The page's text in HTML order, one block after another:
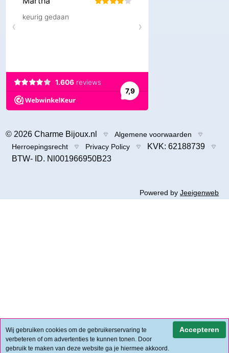
© 2026 Charme Bijoux.nl
Algemene voorwaarden
Herroepingsrecht
Privacy Policy
KVK: 62188739
BTW- ID. Nl001966950B23
Powered by Jeeigenweb
Wij gebruiken cookies om de gebruikerservaring te
verbeteren of om advertenties te kunnen tonen. Door
gebruik te maken van deze website ga je hiermee akkoord.
Accepteren